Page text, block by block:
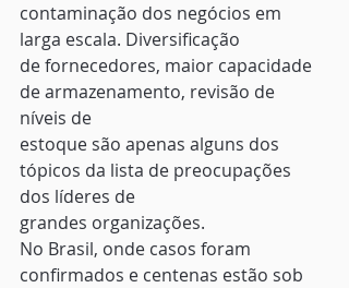
contaminação dos negócios em
larga escala. Diversificação
de fornecedores, maior capacidade
de armazenamento, revisão de
níveis de
estoque são apenas alguns dos
tópicos da lista de preocupações
dos líderes de
grandes organizações.
No Brasil, onde casos foram
confirmados e centenas estão sob